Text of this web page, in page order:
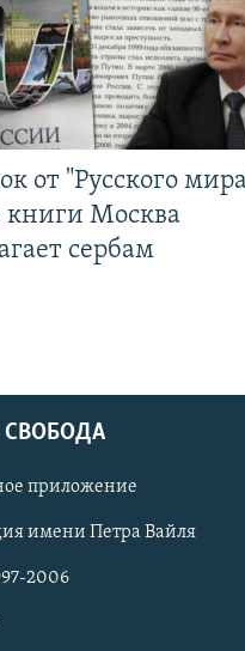
от "Русского
книги Москва
сербам
СВОБОДА
приложение
имени Петра Вайля
2006